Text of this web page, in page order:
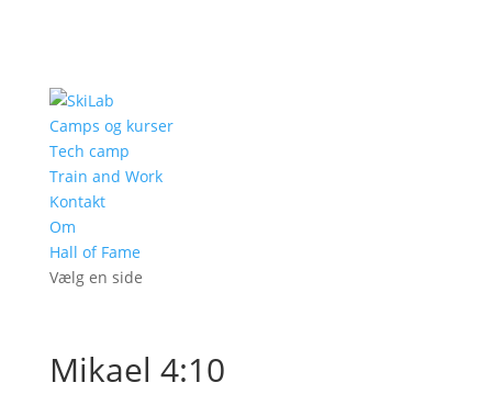
Camps og kurser
Tech camp
Train and Work
Kontakt
Om
Hall of Fame
Vælg en side
Mikael 4:10